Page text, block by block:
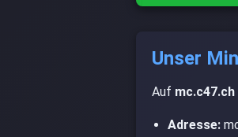
Unser
Auf mc.c47.ch
Adresse: